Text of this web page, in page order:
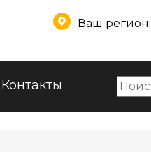
Ваш регион:
Контакты